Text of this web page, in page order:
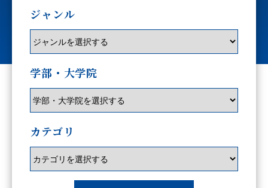
ジャンル
学部・大学院
カテゴリ